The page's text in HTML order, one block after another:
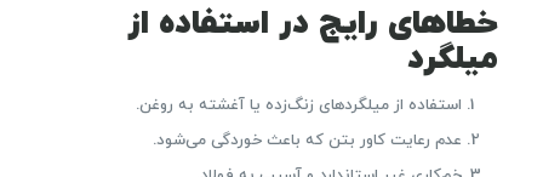
خطاهای رایج در استفاده از
میلگرد
استفاده از میلگردهای زنگ‌زده یا آغشته به روغن.
عدم رعایت کاور بتن که باعث خوردگی می‌شود.